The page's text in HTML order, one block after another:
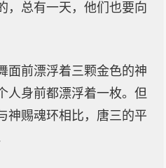
，总有一天，他们也要向
面前漂浮着三颗金色的神
人身前都漂浮着一枚。但
神赐魂环相比，唐三的平